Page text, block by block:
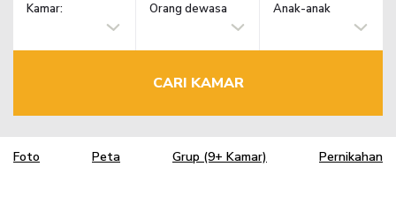
Kamar: Orang dewasa Anak-anak
CARI KAMAR
Foto Peta Grup (9+ Kamar) Pernikahan